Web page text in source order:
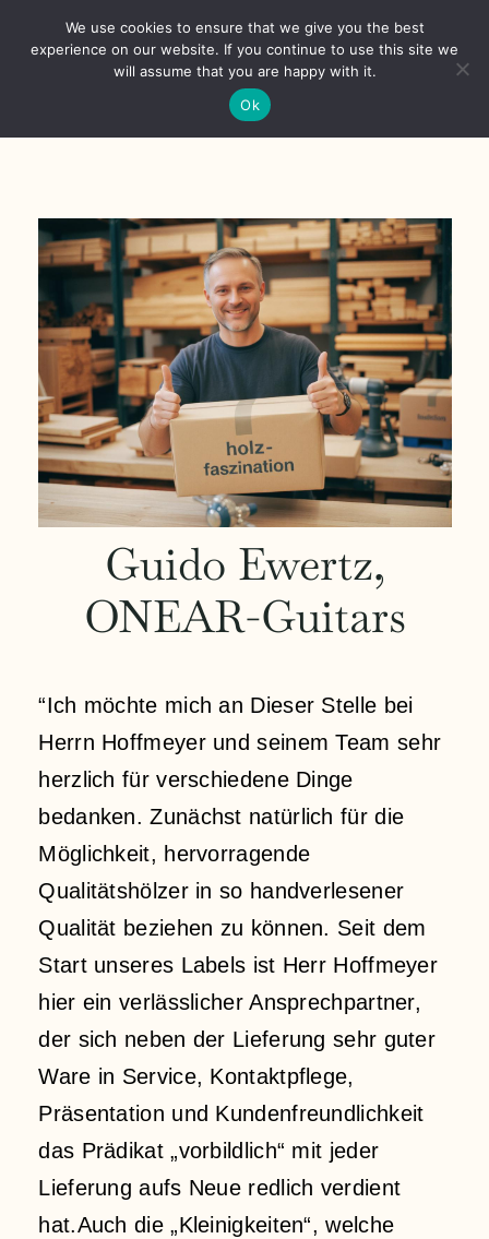
About
Shop
news
our customers
Contact
My account
WooCommerce Cart
Guido Ewertz,
ONEAR-Guitars
“Ich möchte mich an Dieser Stelle bei
Herrn Hoffmeyer und seinem Team sehr
herzlich für verschiedene Dinge
bedanken. Zunächst natürlich für die
Möglichkeit, hervorragende
Qualitätshölzer in so handverlesener
Qualität beziehen zu können. Seit dem
Start unseres Labels ist Herr Hoffmeyer
hier ein verlässlicher Ansprechpartner,
der sich neben der Lieferung sehr guter
Ware in Service, Kontaktpflege,
Präsentation und Kundenfreundlichkeit
das Prädikat „vorbildlich“ mit jeder
Lieferung aufs Neue redlich verdient
hat.Auch die „Kleinigkeiten“, welche
We use cookies to ensure that we give you the best
experience on our website. If you continue to use this site we
will assume that you are happy with it.
Ok